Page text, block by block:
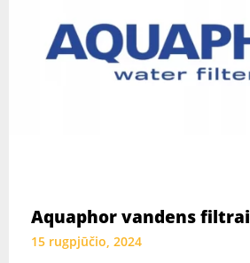
Aquaphor vandens filtrai
15 rugpjūčio, 2024